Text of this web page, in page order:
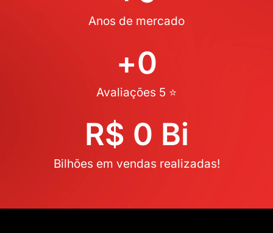
Anos de mercado
Avaliações 5 ⭐
+0
Bilhões em vendas realizadas!
R$ 0 Bi